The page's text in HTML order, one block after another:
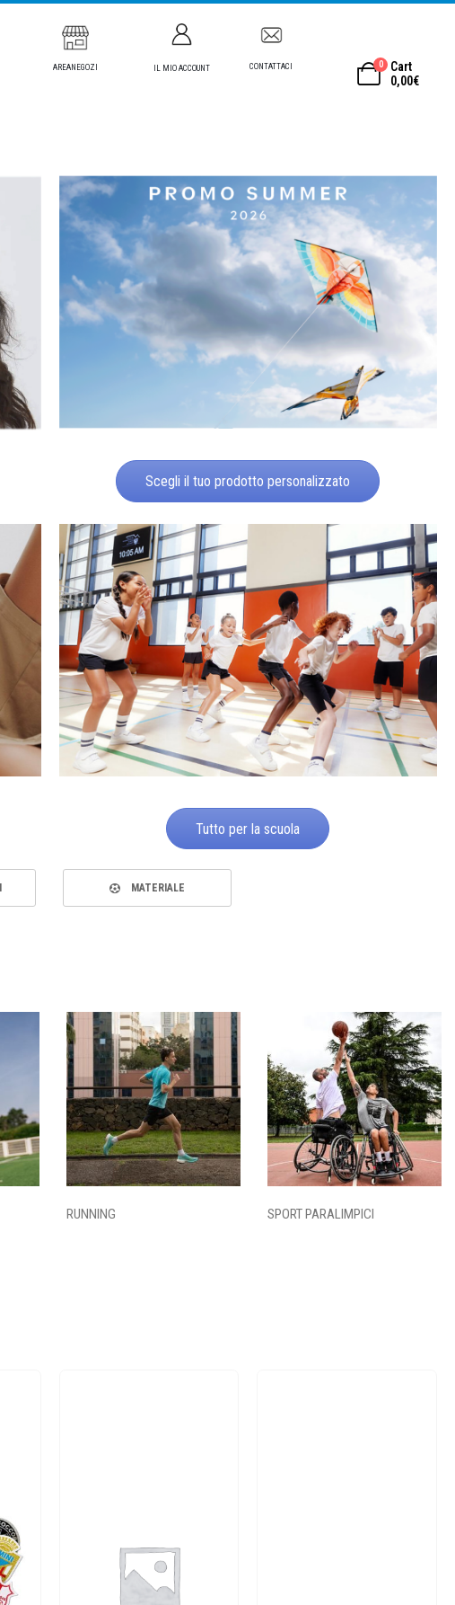
AREANEGOZI IL MIO ACCOUNT CONTATTACI 0
Cart
0,00€
Scegli il tuo prodotto personalizzato
Tutto per la scuola
MATERIALE
RUNNING SPORT PARALIMPICI